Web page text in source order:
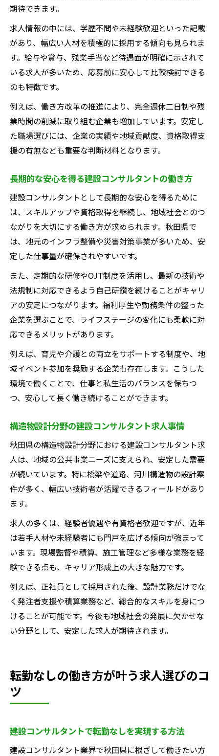
期待できます。
求人情報の中には、学歴不問や未経験歓迎といった記載
があり、幅広い人材を積極的に採用する傾向も見られま
す。給与や賞与、残業手当など待遇面が明確に示されて
いる求人が多いため、応募前に安心して比較検討できる
のも特徴です。
例えば、働き方改革の推進により、完全週休二日制や残
業時間の削減に取り組む企業も増加しています。安定し
た職場選びには、企業の実績や地域貢献度、資格取得支
援の有無なども重要な判断材料となります。
長期的な安心を得る建設コンサルタントの働き方
建設コンサルタントとして長期的な安心を得るために
は、スキルアップや資格取得を継続し、地域社会とのつ
ながりを大切にする働き方が求められます。秋田県で
は、地元のインフラ整備や災害対策事業が多いため、安
定した仕事量が確保されやすいです。
また、定期的な研修やOJT制度を活用し、最新の技術や
法規制に対応できるよう自己研鑽を続けることがキャリ
アの安定につながります。福利厚生や勤務条件の整った
企業を選ぶことで、ライフステージの変化にも柔軟に対
応できるメリットがあります。
例えば、育児や介護との両立をサポートする制度や、地
域イベント参加を奨励する企業も存在します。こうした
環境で働くことで、仕事と私生活のバランスを保ちつ
つ、安心して長く働き続けることができます。
構造物設計分野の建設コンサルタント求人事情
秋田県の構造物設計分野における建設コンサルタント求
人は、地域の公共事業ニーズに支えられ、安定した需要
が続いています。特に橋梁や道路、河川構造物の設計案
件が多く、幅広い技術者が活躍できるフィールドがあり
ます。
求人の多くは、経験者優遇や有資格者歓迎ですが、近年
は若手人材や未経験者にも門戸を広げる傾向が強まって
います。現場監督や積算、施工管理など多様な業務を経
験できる点も、キャリア形成上の大きな魅力です。
例えば、正社員として採用された後、設計業務だけでな
く発注者支援や積算業務など、総合的なスキルを身につ
けることが可能です。今後も地域社会の発展に欠かせな
い分野として、安定した求人が期待されます。
転勤なしの働き方が叶う求人選びのコ
ツ
建設コンサルタントで転勤なしを実現する方法
建設コンサルタント業界で秋田県に根ざして働きたい方